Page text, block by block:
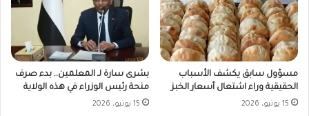
مسؤول سابق يكشف الأسباب
الحقيقية وراء اشتعال أسعار الخبز
15 يونيو، 2026
بشرى سارة لـ المعلمين.. بدء صرف
منحة رئيس الوزراء في هذه الولاية
15 يونيو، 2026